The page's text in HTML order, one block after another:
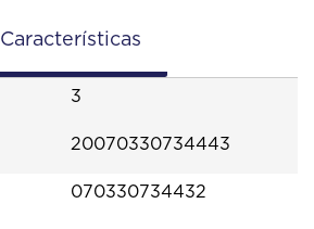
Características
3
20070330734443
070330734432